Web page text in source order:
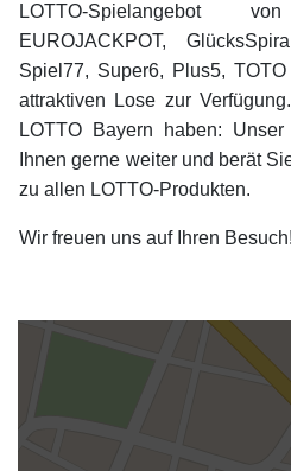
LOTTO-Spielangebot
EUROJACKPOT,
Spiel77, Super6, Plus5,
attraktiven Lose zur
LOTTO Bayern haben:
Ihnen gerne weiter und berät
zu allen LOTTO-Produkten.
Wir freuen uns auf Ihren Besuch!